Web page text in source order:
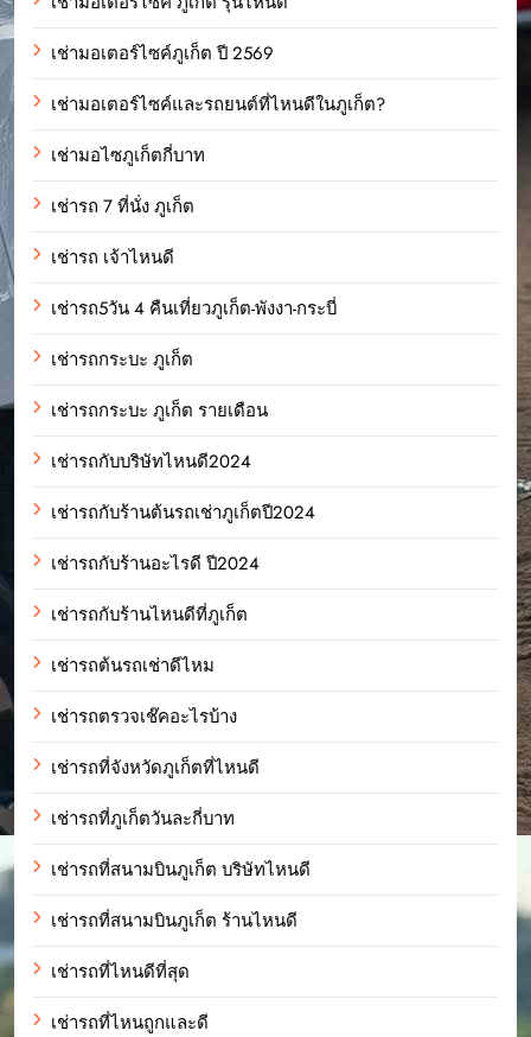
เช่ามอเตอร์ไซค์ภูเก็ต ปี 2569
เช่ามอเตอร์ไซค์และรถยนต์ที่ไหนดีในภูเก็ต?
เช่ามอไซภูเก็ตกี่บาท
เช่ารถ 7 ที่นั่ง ภูเก็ต
เช่ารถ เจ้าไหนดี
เช่ารถ5วัน 4 คืนเที่ยวภูเก็ต-พังงา-กระบี่
เช่ารถกระบะ ภูเก็ต
เช่ารถกระบะ ภูเก็ต รายเดือน
เช่ารถกับบริษัทไหนดี2024
เช่ารถกับร้านต้นรถเช่าภูเก็ตปี2024
เช่ารถกับร้านอะไรดี ปี2024
เช่ารถกับร้านไหนดีที่ภูเก็ต
เช่ารถต้นรถเช่าดีไหม
เช่ารถตรวจเช๊คอะไรบ้าง
เช่ารถที่จังหวัดภูเก็ตที่ไหนดี
เช่ารถที่ภูเก็ตวันละกี่บาท
เช่ารถที่สนามบินภูเก็ต บริษัทไหนดี
เช่ารถที่สนามบินภูเก็ต ร้านไหนดี
เช่ารถที่ไหนดีที่สุด
เช่ารถที่ไหนถูกและดี